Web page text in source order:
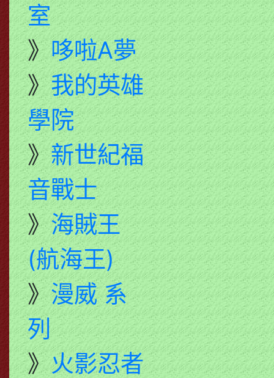
室
》哆啦A夢
》我的英雄
學院
》新世紀福
音戰士
》海賊王
(航海王)
》漫威 系
列
》火影忍者